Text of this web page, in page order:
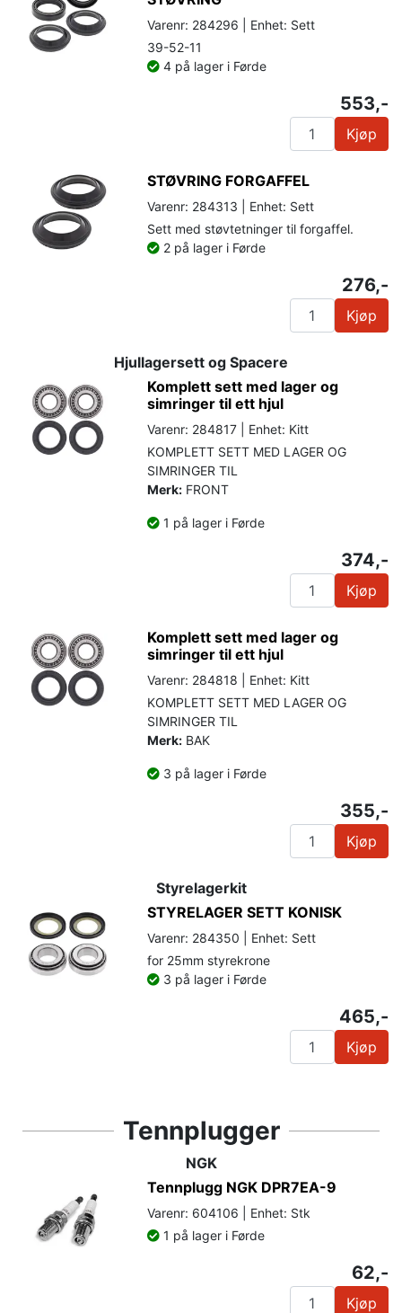
Varenr: 284296 | Enhet: Sett
39-52-11
4 på lager i Førde
553,-
Kjøp
STØVRING FORGAFFEL
Varenr: 284313 | Enhet: Sett
Sett med støvtetninger til forgaffel.
2 på lager i Førde
276,-
Kjøp
Hjullagersett og Spacere
Komplett sett med lager og
simringer til ett hjul
Varenr: 284817 | Enhet: Kitt
KOMPLETT SETT MED LAGER OG
SIMRINGER TIL
Merk: FRONT
1 på lager i Førde
374,-
Kjøp
Komplett sett med lager og
simringer til ett hjul
Varenr: 284818 | Enhet: Kitt
KOMPLETT SETT MED LAGER OG
SIMRINGER TIL
Merk: BAK
3 på lager i Førde
355,-
Kjøp
Styrelagerkit
STYRELAGER SETT KONISK
Varenr: 284350 | Enhet: Sett
for 25mm styrekrone
3 på lager i Førde
465,-
Kjøp
Tennplugger
NGK
Tennplugg NGK DPR7EA-9
Varenr: 604106 | Enhet: Stk
1 på lager i Førde
62,-
Kjøp